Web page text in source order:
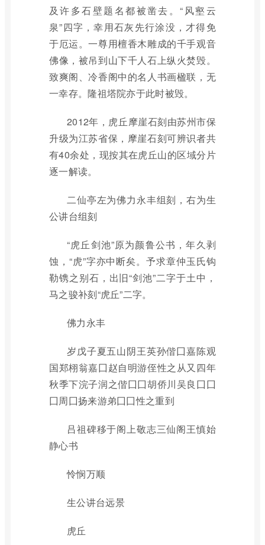
及许多石壁题名都被凿去。“风壑云
泉”四字，幸用石灰先行涂没，才得免
于厄运。一尊用檀香木雕成的千手观音
佛像，被吊到山下千人石上纵火焚毁。
致爽阁、冷香阁中的名人书画楹联，无
一幸存。隆祖塔院亦于此时被毁。
2012年，虎丘摩崖石刻由苏州市保
升级为江苏省保，摩崖石刻可辨识者共
有40余处，现按其在虎丘山的区域分片
逐一解读。
二仙亭左为佛力永丰组刻，右为生
公讲台组刻
“虎丘剑池”原为颜鲁公书，年久剥
蚀，“虎”字亦中断矣。予求章仲玉氏钩
勒镌之别石，出旧“剑池”二字于土中，
马之骏补刻“虎丘”二字。
佛力永丰
岁戊子夏五山阴王英孙偕囗嘉陈观
国郑栩翁嘉囗赵自明游侄性之从又四年
秋季下浣子润之偕囗囗胡侨川吴良囗囗
囗周囗扬来游弟囗囗性之重到
吕祖碑移于阁上敬志三仙阁王慎始
静心书
怜悯万顺
生公讲台远景
虎丘